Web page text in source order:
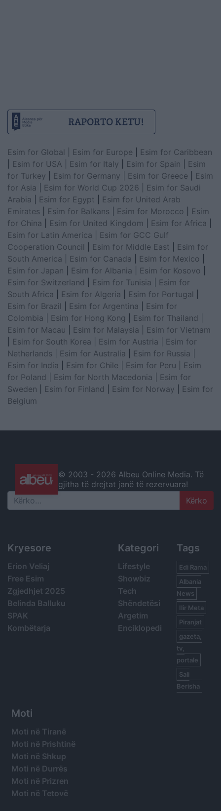
Esim for Global Esim for Europe
Esim for Caribbean
Esim for USA Esim for Italy Esim for Spain
Esim
for Turkey
Esim for Germany Esim for Greece
Esim
for Asia
Esim for World Cup 2026
Esim for Saudi
Arabia
Esim for Egypt
Esim for United Arab
Emirates
Esim for Balkans Esim for Morocco
Esim
for China
Esim for United Kingdom Esim for Africa
Esim for Latin America
Esim for GCC Gulf
Cooperation Council
Esim for Middle East
Esim for
South America
Esim for Canada Esim for Mexico
Esim for Japan
Esim for Albania Esim for Kosovo
Esim for Switzerland
Esim for Tunisia
Esim for
South Africa
Esim for Algeria Esim for Portugal
Esim for Brazil
Esim for Argentina
Esim for
Colombia
Esim for Hong Kong Esim for Thailand
Esim for Macau
Esim for Malaysia
Esim for Vietnam
Esim for South Korea Esim for Austria
Esim for
Netherlands
Esim for Australia Esim for Russia
Esim for India
Esim for Chile Esim for Peru
Esim
for Poland
Esim for North Macedonia
Esim for
Sweden
Esim for Finland Esim for Norway
Esim for
Belgium
© 2003 - 2026 Albeu Online Media. Të
gjitha të drejtat janë të rezervuara!
Search
Kryesore
Erion Veliaj
Free Esim
Zgjedhjet 2025
Belinda Balluku
SPAK
Kombëtarja
Kategori
Lifestyle
Showbiz
Tech
Shëndetësi
Argetim
Enciklopedi
Tags
Edi Rama
Albania
News
Ilir Meta
Piranjat
gazeta,
tv,
portale
Sali
Berisha
Moti
Moti në Tiranë
Moti në Prishtinë
Moti në Shkup
Moti në Durrës
Moti në Prizren
Moti në Tetovë